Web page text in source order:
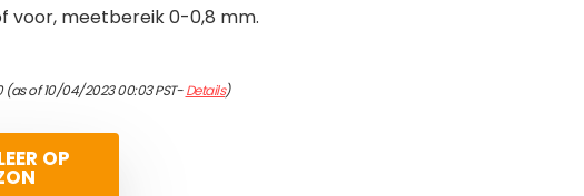
voor, meetbereik 0-0,8 mm.
(as of 10/04/2023 00:03 PST-Details)
OP